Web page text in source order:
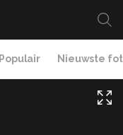
Populair Nieuwste